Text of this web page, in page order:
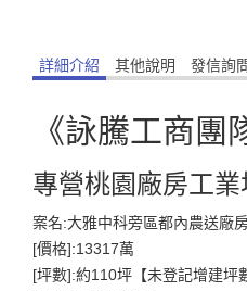
詳細介紹 其他說明 發信詢
《詠騰工商團
專營桃園廠房工業
案名:大雅中科旁區都內農送廠
[價格]:13317萬
[坪數]:約110坪【未登記增建坪